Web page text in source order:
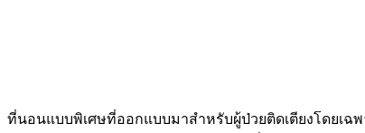
ที่นอนแบบพิเศษที่ออกแบบมาสำหรับผู้ป่วยติดเตียงโดยเฉ